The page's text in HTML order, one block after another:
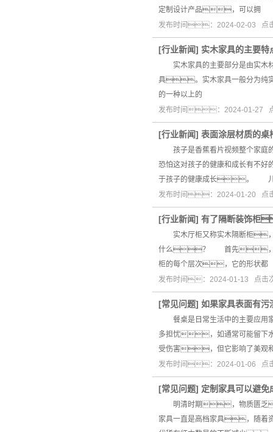
定制设计产品，可以拥
发布时间：2024-02-03 点
[行业新闻] 实木家具的主要特
实木家具的主要部分是由实木
具。实木家具一般分为纯
的一种以上的
发布时间：2024-01-27
[行业新闻] 表面涂层材质的
孩子是香蕉看片视频整个家庭
恐怕这对孩子的健康和成长有
于孩子的健康成长。 儿
发布时间：2024-01-20
[行业新闻] 有了隔断装饰柜
实木厅柜又称实木隔断柜，
什么？ 首先，香蕉
柜的每个层次，它的形状都
发布时间：2024-01-13 点
[常见问题] 如果家具表面有
餐桌是日常生活中的主要应
多担忧，如通常可能留
受伤害，但它影响了美观
发布时间：2024-01-06
[常见问题] 定制家具可以避免
明清时期，物质匮乏
家具一直是高档家具，随着